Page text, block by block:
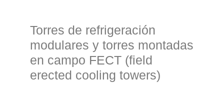
Torres de refrigeración
modulares y torres montadas
en campo FECT (field
erected cooling towers)